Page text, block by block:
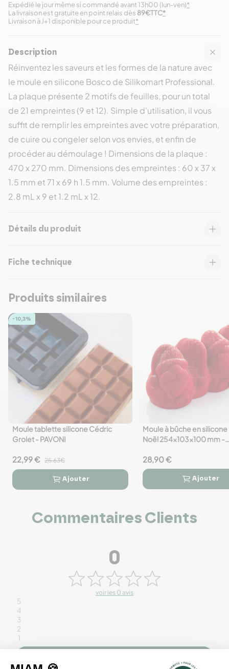
Expédié le jour même si commandé avant 13h00 (lun-ven)*
Livraison à J+1 disponible pour ce produit*
La livraison est gratuite en point relais dès 89€TTC*
Description
Réinventez les saveurs et les formes de la nature avec
le moule en silicone Bosco de Silikomart Professional.
La plaque présente 2 motifs de feuilles, pour un total
de 21 empreintes (9 et 12). Simple d'utilisation, il vous
suffit de remplir les empreintes avec votre préparation,
de cuire ou congeler selon vos envies, et enfin de
procéder au démoulage ! Dimensions de la plaque :
470 x 270 mm. Dimensions des empreintes : 60 x 37 x
1.5 mm et 71 x 69 h 1.5 mm. Volume des empreintes :
2.8 mL x 9 et 1.2 mL x 12.
Détails du produit
Fiche technique
Produits similaires
-10,3%
favorite_border
Moule tablette silicone Cédric
Grolet - PAVONI
22,99 € 25.63€
 
Ajouter
favorite_border
Moule à bûche en silicone
Noël 254x103x100 mm -
28,90 €
 
Ajouter
Commentaires Clients
0
voir les 0 avis
5
4
3
2
1